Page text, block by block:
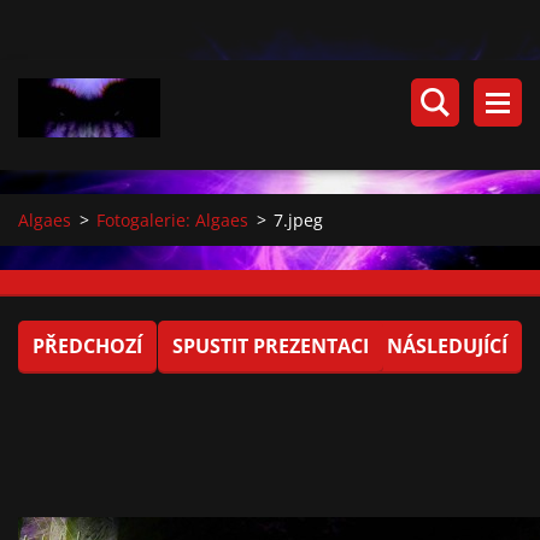
Algaes > Fotogalerie: Algaes > 7.jpeg
PŘEDCHOZÍ SPUSTIT PREZENTACI NÁSLEDUJÍCÍ